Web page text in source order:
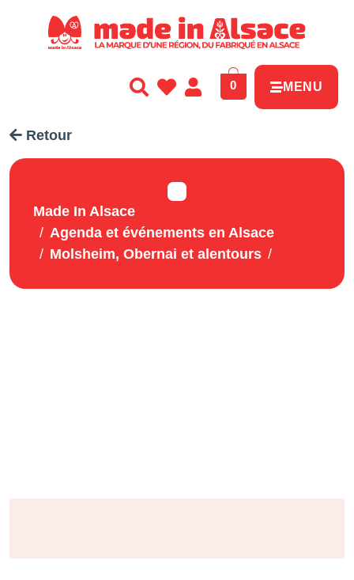
0 MENU
Retour
Made In Alsace
Agenda et événements en Alsace
Molsheim, Obernai et alentours